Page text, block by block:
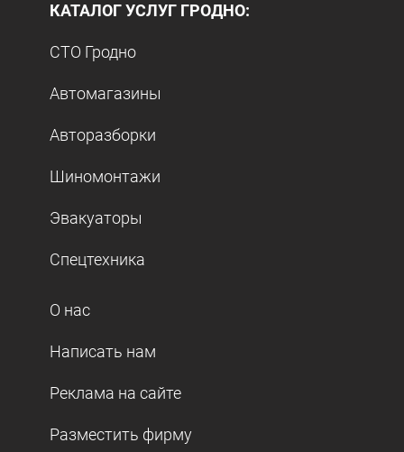
КАТАЛОГ УСЛУГ ГРОДНО:
СТО Гродно
Автомагазины
Авторазборки
Шиномонтажи
Эвакуаторы
Спецтехника
О нас
Написать нам
Реклама на сайте
Разместить фирму